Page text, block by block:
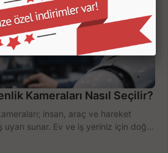
Kameraları Nasıl Seçilir?
insan, araç ve hareket
uyarı sunar. Ev ve iş yeriniz için doğru